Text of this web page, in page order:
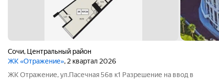
Сочи, Центральный район
ЖК «Отражение», 2 квартал 2026
ЖК Отражение, ул.Пасечная 56в к1 Разрешение на ввод в